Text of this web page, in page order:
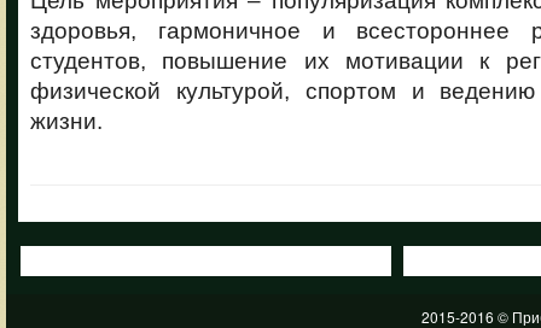
здоровья, гармоничное и всестороннее
студентов, повышение их мотивации к
физической культурой, спортом и
жизни.
2015-2016 ©